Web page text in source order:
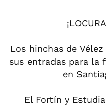
Los hinchas de
sus entradas para la
en
El Fortín y